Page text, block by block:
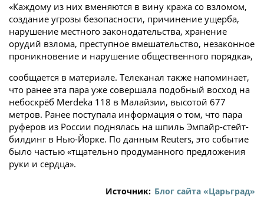
«Каждому из них вменяются в вину кража со взломом,
создание угрозы безопасности, причинение ущерба,
нарушение местного законодательства, хранение
орудий взлома, преступное вмешательство, незаконное
проникновение и нарушение общественного порядка»,
сообщается в материале. Телеканал также напоминает,
что ранее эта пара уже совершала подобный восход на
небоскрёб Merdeka 118 в Малайзии, высотой 677
метров. Ранее поступала информация о том, что пара
руферов из России поднялась на шпиль Эмпайр-стейт-
билдинг в Нью-Йорке. По данным Reuters, это событие
было частью «тщательно продуманного предложения
руки и сердца».
Источник: Блог сайта «Царьград»